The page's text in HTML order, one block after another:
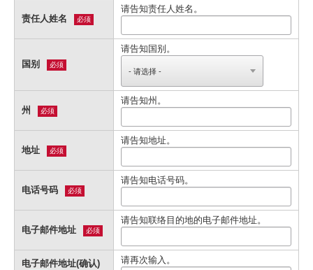
责任人姓名 必须
请告知责任人姓名。
国别 必须
请告知国别。
州 必须
请告知州。
地址 必须
请告知地址。
电话号码 必须
请告知电话号码。
电子邮件地址 必须
请告知联络目的地的电子邮件地址。
电子邮件地址(确认) 请再次输入。